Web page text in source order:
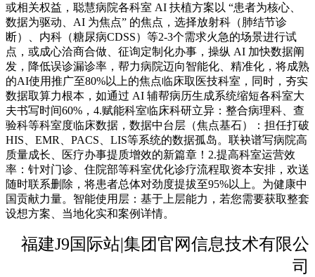
或相关权益，聪慧病院各科室 AI 扶植方案以 “患者为核心、
数据为驱动、AI 为焦点” 的焦点，选择放射科（肺结节诊
断）、内科（糖尿病CDSS）等2-3个需求火急的场景进行试
点，或成心洽商合做、征询定制化办事，操纵 AI 加快数据阐
发，降低误诊漏诊率，帮力病院迈向智能化、精准化，将成熟
的AI使用推广至80%以上的焦点临床取医技科室，同时，夯实
数据取算力根本，如通过 AI 辅帮病历生成系统缩短各科室大
夫书写时间60%，4.赋能科室临床科研立异：整合病理科、查
验科等科室度临床数据，数据中台层（焦点基石）：担任打破
HIS、EMR、PACS、LIS等系统的数据孤岛。联袂谱写病院高
质量成长、医疗办事提质增效的新篇章！2.提高科室运营效
率：针对门诊、住院部等科室优化诊疗流程取资本安排，欢送
随时联系删除，将患者总体对劲度提拔至95%以上。为健康中
国贡献力量。智能使用层：基于上层能力，若您需要获取整套
设想方案、当地化实和案例详情。
福建J9国际站|集团官网信息技术有限公
司